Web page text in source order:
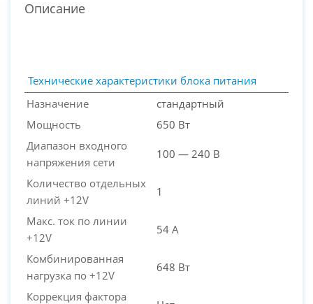
Описание
Технические характеристики блока питания
Назначение
стандартный
Мощность
650 Вт
Диапазон входного
напряжения сети
100 — 240 В
Количество отдельных
линий +12V
1
Макс. ток по линии
+12V
54 А
Комбинированная
нагрузка по +12V
648 Вт
Коррекция фактора